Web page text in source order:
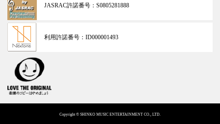
JASRAC許諾番号： S0805281888
利用許諾番号： ID000001493
Copyright © SHINKO MUSIC ENTERTAINMENT CO., LTD.